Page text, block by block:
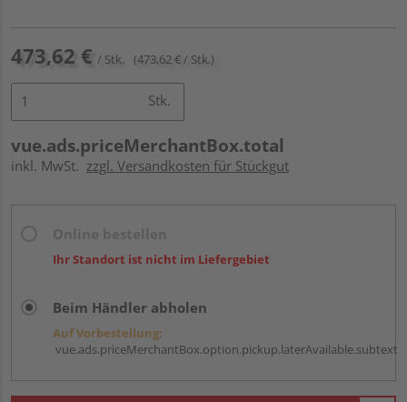
473,62 € / Stk. (473,62 € / Stk.)
Stk.
vue.ads.priceMerchantBox.total
inkl. MwSt. zzgl. Versandkosten für Stückgut
Ihr Standort ist nicht im Liefergebiet
Beim Händler abholen
Auf Vorbestellung:
vue.ads.priceMerchantBox.option.pickup.laterAvailable.subtext